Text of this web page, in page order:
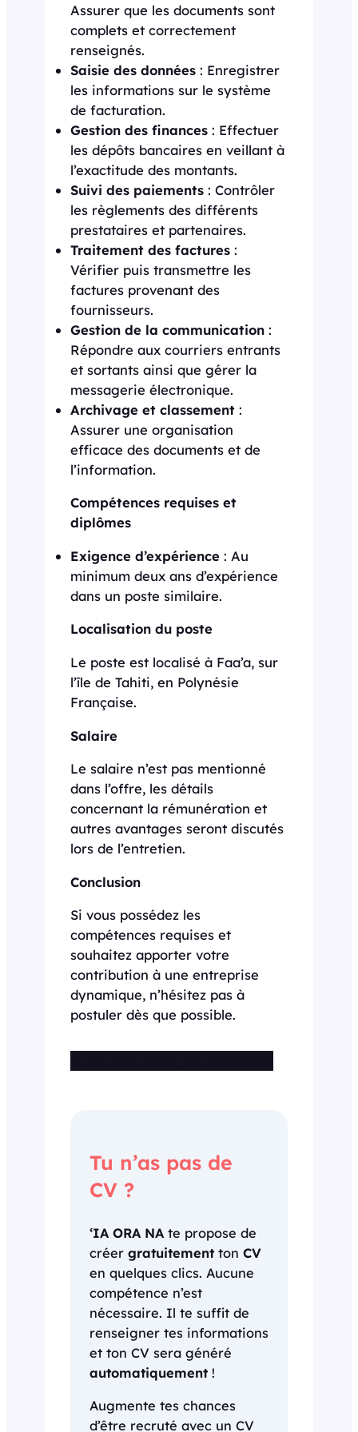
Assurer que les documents sont
complets et correctement
renseignés.
Saisie des données : Enregistrer
les informations sur le système
de facturation.
Gestion des finances : Effectuer
les dépôts bancaires en veillant à
l’exactitude des montants.
Suivi des paiements : Contrôler
les règlements des différents
prestataires et partenaires.
Traitement des factures :
Vérifier puis transmettre les
factures provenant des
fournisseurs.
Gestion de la communication :
Répondre aux courriers entrants
et sortants ainsi que gérer la
messagerie électronique.
Archivage et classement :
Assurer une organisation
efficace des documents et de
l’information.
Compétences requises et
diplômes
Exigence d’expérience : Au
minimum deux ans d’expérience
dans un poste similaire.
Localisation du poste
Le poste est localisé à Faa’a, sur
l’île de Tahiti, en Polynésie
Française.
Salaire
Le salaire n’est pas mentionné
dans l’offre, les détails
concernant la rémunération et
autres avantages seront discutés
lors de l’entretien.
Conclusion
Si vous possédez les
compétences requises et
souhaitez apporter votre
contribution à une entreprise
dynamique, n’hésitez pas à
postuler dès que possible.
Tu n’as pas de
CV ?
‘IA ORA NA te propose de
créer gratuitementton CV
en quelques clics. Aucune
compétence n’est
nécessaire. Il te suffit de
renseigner tes informations
et ton CV sera généré
automatiquement!
Augmente tes chances
d’être recruté avec un CV